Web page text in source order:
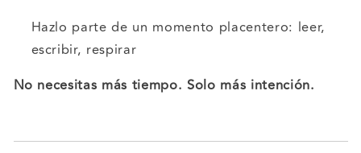
Hazlo parte de un momento placentero: leer,
escribir, respirar
No necesitas más tiempo. Solo más intención.